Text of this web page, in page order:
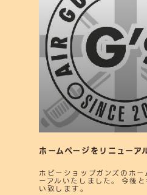
ホームページをリニューア
ホビーショップガンズのホー
ーアルいたしました。 今後
い致します。